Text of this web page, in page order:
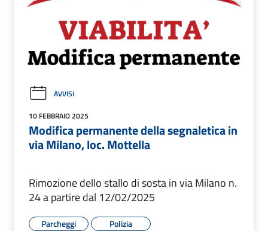
AVVISI
10 FEBBRAIO 2025
Modifica permanente della segnaletica in
via Milano, loc. Mottella
Rimozione dello stallo di sosta in via Milano n.
24 a partire dal 12/02/2025
Parcheggi Polizia